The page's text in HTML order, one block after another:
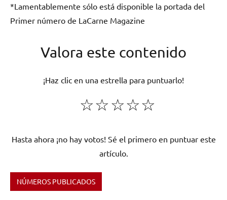
*Lamentablemente sólo está disponible la portada del
Primer número de LaCarne Magazine
Valora este contenido
¡Haz clic en una estrella para puntuarlo!
☆
☆
☆
☆
☆
Hasta ahora ¡no hay votos! Sé el primero en puntuar este
artículo.
NÚMEROS PUBLICADOS